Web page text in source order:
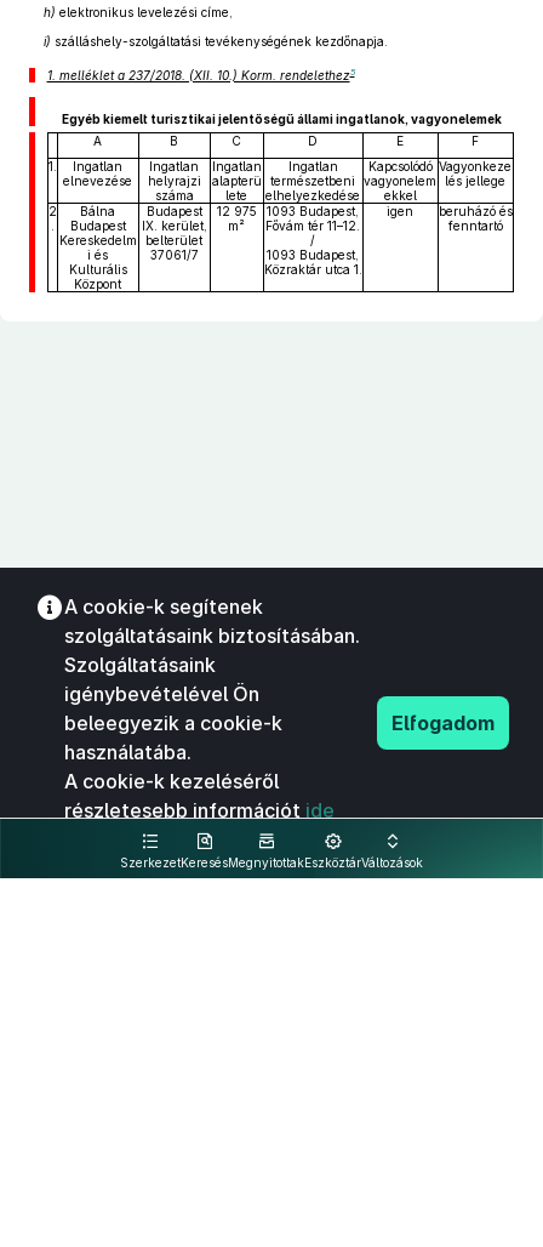
h) elektronikus levelezési címe,
i) szálláshely-szolgáltatási tevékenységének kezdőnapja.
1. melléklet a 237/2018. (XII. 10.) Korm. rendelethez5
Egyéb kiemelt turisztikai jelentőségű állami ingatlanok, vagyonelemek
A
B C D E
F
1.
Ingatlan
elnevezése
Ingatlan
helyrajzi
száma
Ingatlan
alapterü
lete
Ingatlan
természetbeni
elhelyezkedése
Kapcsolódó
vagyonelem
ekkel
Vagyonkeze
lés jellege
2
Bálna
Budapest
Kereskedelm
i és
Kulturális
Központ
Budapest
IX. kerület,
belterület
37061/7
12 975
m²
1093 Budapest,
Fővám tér 11–12.
/
1093 Budapest,
Közraktár utca 1.
igen
beruházó és
fenntartó
SzerkezetKeresésMegnyitottakEszköztárVáltozások
A cookie-k segítenek
szolgáltatásaink biztosításában.
Szolgáltatásaink
igénybevételével Ön
beleegyezik a cookie-k
használatába.
A cookie-k kezeléséről
részletesebb információt ide
kattintva olvashat.
Elfogadom